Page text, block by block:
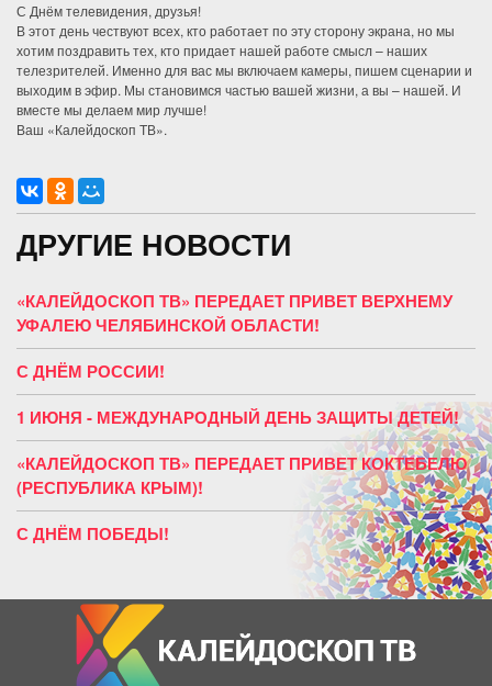
С Днём телевидения, друзья!
В этот день чествуют всех, кто работает по эту сторону экрана, но мы
хотим поздравить тех, кто придает нашей работе смысл – наших
телезрителей. Именно для вас мы включаем камеры, пишем сценарии и
выходим в эфир. Мы становимся частью вашей жизни, а вы – нашей. И
вместе мы делаем мир лучше!
Ваш «Калейдоскоп ТВ».
ДРУГИЕ НОВОСТИ
«КАЛЕЙДОСКОП ТВ» ПЕРЕДАЕТ ПРИВЕТ ВЕРХНЕМУ
УФАЛЕЮ ЧЕЛЯБИНСКОЙ ОБЛАСТИ!
С ДНЁМ РОССИИ!
1 ИЮНЯ - МЕЖДУНАРОДНЫЙ ДЕНЬ ЗАЩИТЫ ДЕТЕЙ!
«КАЛЕЙДОСКОП ТВ» ПЕРЕДАЕТ ПРИВЕТ КОКТЕБЕЛЮ
(РЕСПУБЛИКА КРЫМ)!
С ДНЁМ ПОБЕДЫ!